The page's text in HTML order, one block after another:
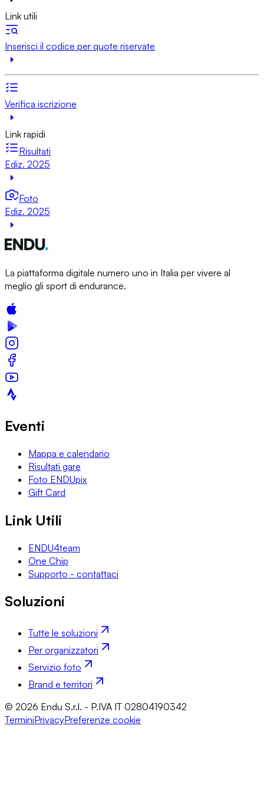
Link utili
Inserisci il codice per quote riservate
Verifica iscrizione
Link rapidi
Risultati
Ediz. 2025
Foto
Ediz. 2025
La piattaforma digitale numero uno in Italia per vivere al
meglio gli sport di endurance.
Eventi
Mappa e calendario
Risultati gare
Foto ENDUpix
Gift Card
Link Utili
ENDU4team
One Chip
Supporto - contattaci
Soluzioni
Tutte le soluzioni
Per organizzatori
Servizio foto
Brand e territori
© 2026 Endu S.r.l. - P.IVA IT 02804190342
TerminiPrivacyPreferenze cookie